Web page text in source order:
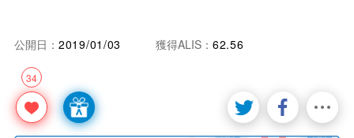
34
公開日： 2019/01/03 獲得ALIS： 62.56